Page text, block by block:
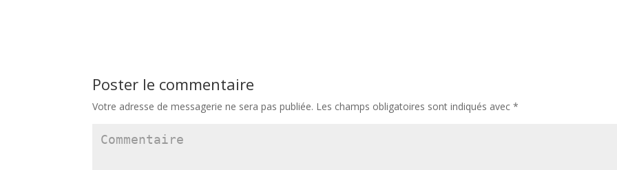
Poster le commentaire
Votre adresse de messagerie ne sera pas publiée. Les champs obligatoires sont indiqués avec*